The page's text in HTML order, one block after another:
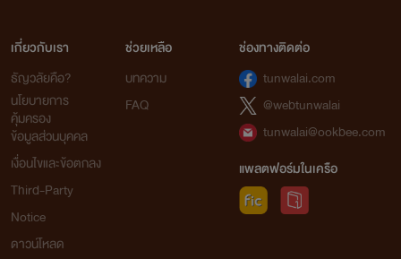
เกี่ยวกับเรา
ธัญวลัยคือ?
นโยบายการ
คุ้มครอง
ข้อมูลส่วนบุคคล
เงื่อนไขและข้อตกลง
Third-Party
Notice
ดาวน์โหลด
ช่วยเหลือ
บทความ
FAQ
ช่องทางติดต่อ
tunwalai.com
@webtunwalai
tunwalai@ookbee.com
แพลตฟอร์มในเครือ